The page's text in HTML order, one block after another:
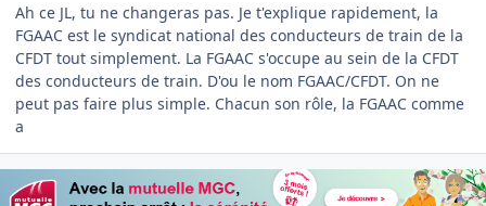
Ah ce JL, tu ne changeras pas. Je t'explique rapidement, la
FGAAC est le syndicat national des conducteurs de train de la
CFDT tout simplement. La FGAAC s'occupe au sein de la CFDT
des conducteurs de train. D'ou le nom FGAAC/CFDT. On ne
peut pas faire plus simple. Chacun son rôle, la FGAAC comme
a